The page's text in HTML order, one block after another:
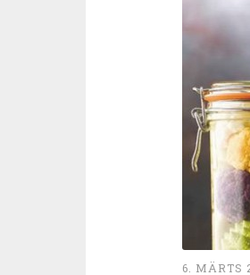
6. MÄRTS